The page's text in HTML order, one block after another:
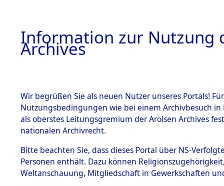
BESTÄNDE
1.
Inhaftierungsdoku
mente
1.2.9 Beim ITS
0001
Information zur Nutzung
Archives
Wir begrüßen Sie als neuen Nutzer unseres Portals!
Nutzungsbedingungen wie bei einem Archivbesuch
als oberstes Leitungsgremium der Arolsen Archives
nationalen Archivrecht.
Bitte beachten Sie, dass dieses Portal über NS-
Personen enthält. Dazu können
Weltanschauung, Mitgliedschaft in Gewerkschaften